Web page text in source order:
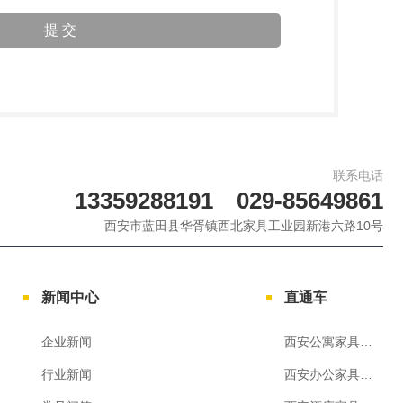
联系电话
13359288191 029-85649861
西安市蓝田县华胥镇西北家具工业园新港六路10号
新闻中心
企业新闻
行业新闻
直通车